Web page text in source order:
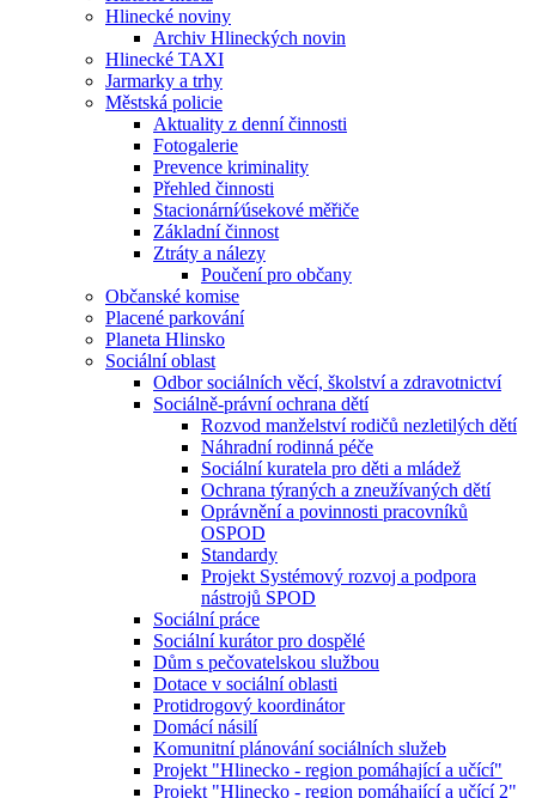
Hlinecké noviny
Archiv Hlineckých novin
Hlinecké TAXI
Jarmarky a trhy
Městská policie
Aktuality z denní činnosti
Fotogalerie
Prevence kriminality
Přehled činnosti
Stacionární⁄úsekové měřiče
Základní činnost
Ztráty a nálezy
Poučení pro občany
Občanské komise
Placené parkování
Planeta Hlinsko
Sociální oblast
Odbor sociálních věcí, školství a zdravotnictví
Sociálně-právní ochrana dětí
Rozvod manželství rodičů nezletilých dětí
Náhradní rodinná péče
Sociální kuratela pro děti a mládež
Ochrana týraných a zneužívaných dětí
Oprávnění a povinnosti pracovníků
OSPOD
Standardy
Projekt Systémový rozvoj a podpora
nástrojů SPOD
Sociální práce
Sociální kurátor pro dospělé
Dům s pečovatelskou službou
Dotace v sociální oblasti
Protidrogový koordinátor
Domácí násilí
Komunitní plánování sociálních služeb
Projekt "Hlinecko - region pomáhající a učící"
Projekt "Hlinecko - region pomáhající a učící 2"